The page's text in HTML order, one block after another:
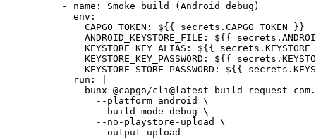
- name : Smoke build (Android debug)
env :
CAPGO_TOKEN : ${{ secrets.CAPGO_TOKEN }}
ANDROID_KEYSTORE_FILE : ${{
KEYSTORE_KEY_ALIAS : ${{
KEYSTORE_KEY_PASSWORD : ${{
KEYSTORE_STORE_PASSWORD : ${{
run :
bunx @capgo/cli@latest build request
--platform android \
--build-mode debug \
--no-playstore-upload \
--output-upload